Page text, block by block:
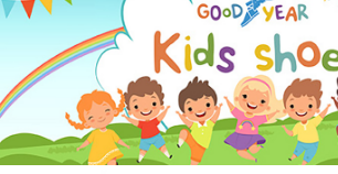
任。
４．使用「AFTEE先享後付」時，將依據個別帳號之
時審查核予不同之上限額度；若仍有額度不足之情形
請求用戶進行身份認證。
５．嚴禁一人註冊多個帳號或使用他人資訊註冊。若
恩沛科技股份有限公司將有權停止該用戶之使用額度